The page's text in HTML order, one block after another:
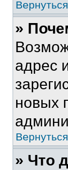
»
адрес
новых
» Что